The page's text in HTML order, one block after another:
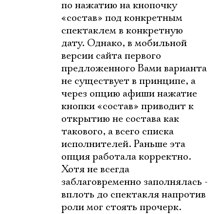
по нажатию на кнопочку
«состав» под конкретным
спектаклем в конкретную
дату. Однако, в мобильной
версии сайта первого
предложенного Вами варианта
не существует в принципе, а
через опцию афиши нажатие
кнопки «состав» приводит к
открытию не состава как
такового, а всего списка
исполнителей. Раньше эта
опция работала корректно.
Хотя не всегда
заблаговременно заполнялась -
вплоть до спектакля напротив
роли мог стоять прочерк.